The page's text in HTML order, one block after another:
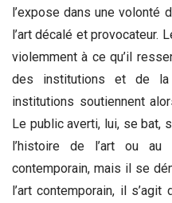
l’expose dans une volonté
l’art décalé et provocateur.
violemment à ce qu’il
des institutions et de
institutions soutiennent
Le public averti, lui, se bat,
l’histoire de l’art ou au
contemporain, mais il se
l’art contemporain, il